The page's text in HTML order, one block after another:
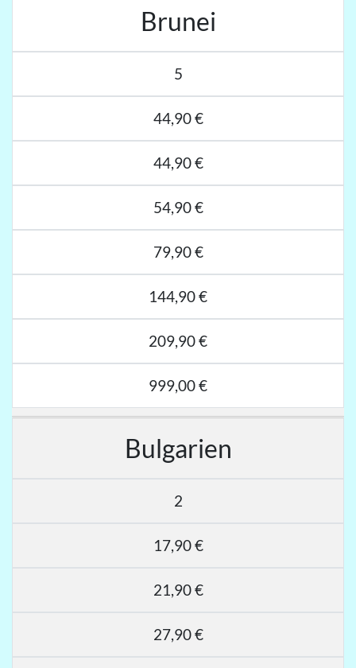
Brunei
5
44,90 €
44,90 €
54,90 €
79,90 €
144,90 €
209,90 €
999,00 €
Bulgarien
2
17,90 €
21,90 €
27,90 €